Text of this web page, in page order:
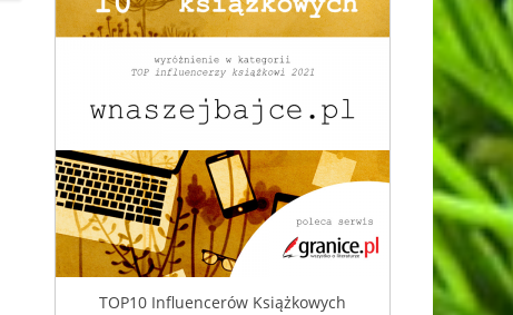
TOP10 Influencerów Książkowych